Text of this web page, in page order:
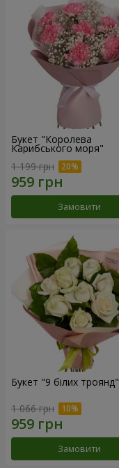
Букет "Королева
Карибського моря"
1 199 грн
Замовити
Букет "9 білих троянд"
1 066 грн
Замовити